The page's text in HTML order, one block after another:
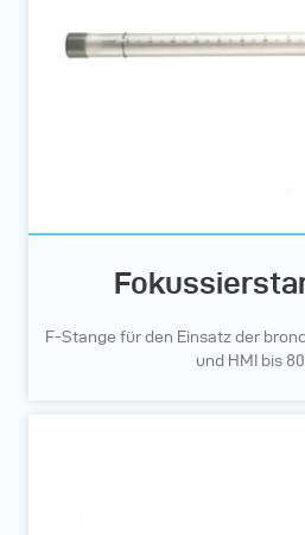
F-Stange für den Einsatz der
und HMI bis